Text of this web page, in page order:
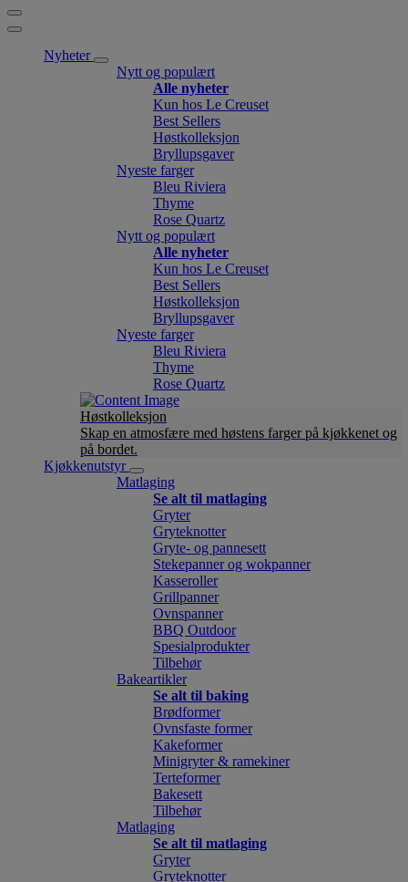
Nyheter
Nytt og populært
Alle nyheter
Kun hos Le Creuset
Best Sellers
Høstkolleksjon
Bryllupsgaver
Nyeste farger
Bleu Riviera
Thyme
Rose Quartz
Nytt og populært
Alle nyheter
Kun hos Le Creuset
Best Sellers
Høstkolleksjon
Bryllupsgaver
Nyeste farger
Bleu Riviera
Thyme
Rose Quartz
Høstkolleksjon
Skap en atmosfære med høstens farger på kjøkkenet og
på bordet.
Kjøkkenutstyr
Matlaging
Se alt til matlaging
Gryter
Gryteknotter
Gryte- og pannesett
Stekepanner og wokpanner
Kasseroller
Grillpanner
Ovnspanner
BBQ Outdoor
Spesialprodukter
Tilbehør
Bakeartikler
Se alt til baking
Brødformer
Ovnsfaste former
Kakeformer
Minigryter & ramekiner
Terteformer
Bakesett
Tilbehør
Matlaging
Se alt til matlaging
Gryter
Gryteknotter